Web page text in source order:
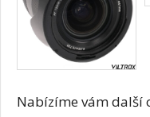
Nabízíme vám další